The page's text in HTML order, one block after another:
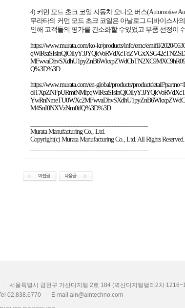
4) 커먼 모드 초크 코일 자동차 오디오 버스(Automotive
무라타의 커먼 모드 초크 코일은 아날로그 디바이스사
인해 고객들의 평가를 간소화할 수있었고 부품 선정이
https://www.murata.com/ko-kr/products/info/emc/emifil/2020/
Q%3D%3D
https://www.murata.com/en-global/products/
M4SnI0NXVzNm0ifQ%3D%3D
Murata Manufacturing Co., Ltd.
Copyright(c) Murata Manufacturing Co., Ltd. All Rights Reserved.
서울특별시 금천구 가산디지털 2로 184 (벽산디지털밸리2차
02.838.6770
E-mail ain@aintechno.com